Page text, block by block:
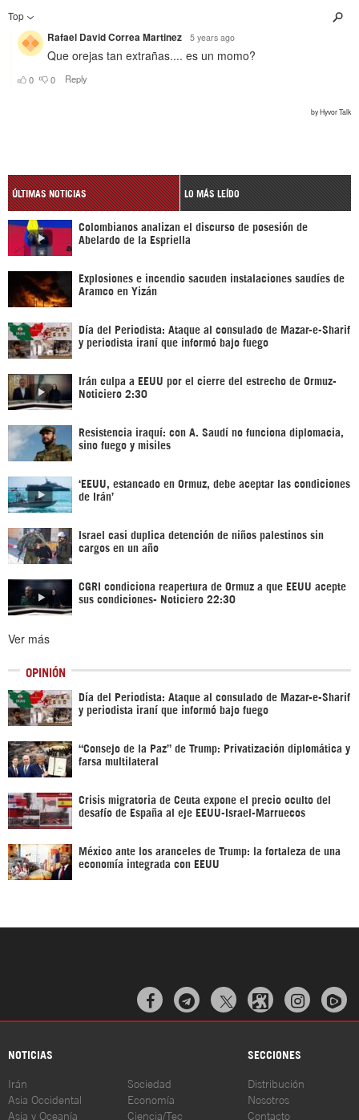
ÚLTIMAS NOTICIAS LO MÁS LEÍDO
Colombianos analizan el discurso de posesión de
Abelardo de la Espriella
Explosiones e incendio sacuden instalaciones saudíes de
Aramco en Yizán
Día del Periodista: Ataque al consulado de Mazar-e-Sharif
y periodista iraní que informó bajo fuego
Irán culpa a EEUU por el cierre del estrecho de Ormuz-
Noticiero 2:30
Resistencia iraquí: con A. Saudí no funciona diplomacia,
sino fuego y misiles
‘EEUU, estancado en Ormuz, debe aceptar las condiciones
de Irán’
Israel casi duplica detención de niños palestinos sin
cargos en un año
CGRI condiciona reapertura de Ormuz a que EEUU acepte
sus condiciones- Noticiero 22:30
Ver más
OPINIÓN
Día del Periodista: Ataque al consulado de Mazar-e-Sharif
y periodista iraní que informó bajo fuego
“Consejo de la Paz” de Trump: Privatización diplomática y
farsa multilateral
Crisis migratoria de Ceuta expone el precio oculto del
desafío de España al eje EEUU-Israel-Marruecos
México ante los aranceles de Trump: la fortaleza de una
economía integrada con EEUU
  
NOTICIAS SECCIONES
Irán
Asia Occidental
Asia y Oceanía
Sociedad
Economía
Ciencia/Tec
Distribución
Nosotros
Contacto